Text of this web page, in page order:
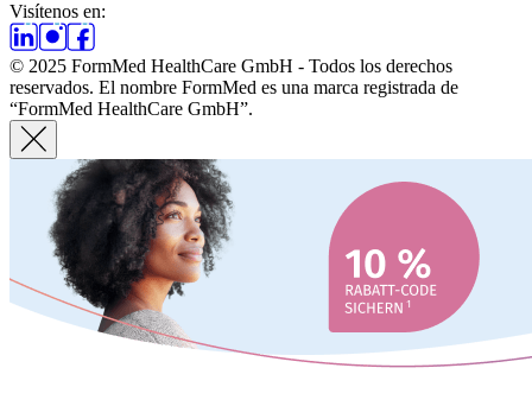
Visítenos en:
© 2025 FormMed HealthCare GmbH - Todos los derechos
reservados. El nombre FormMed es una marca registrada de
“FormMed HealthCare GmbH”.